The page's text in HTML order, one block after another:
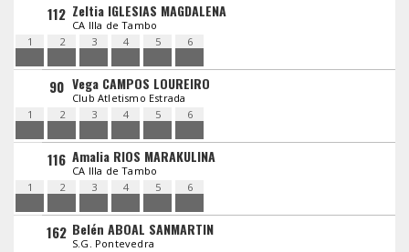
112 Zeltia IGLESIAS MAGDALENA
CA Illa de Tambo
1
2 3 4 5 6
90 Vega CAMPOS LOUREIRO
Club Atletismo Estrada
1
2 3 4 5 6
116 Amalia RIOS MARAKULINA
CA Illa de Tambo
1
2 3 4 5 6
162 Belén ABOAL SANMARTIN
S.G. Pontevedra